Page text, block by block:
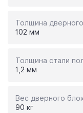
Толщина
102 мм
Толщина стали
1,2 мм
Вес дверного
90 кг